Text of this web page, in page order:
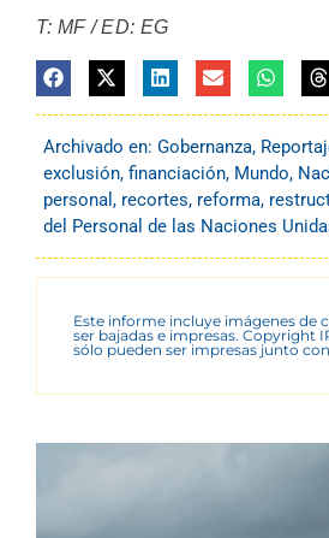
T: MF / ED: EG
Archivado en: Gobernanza,
exclusión, financiación, Mundo,
personal , recortes, reforma,
del Personal de las Naciones
Este informe incluye imágenes de
ser bajadas e impresas. Copyright
sólo pueden ser impresas junto